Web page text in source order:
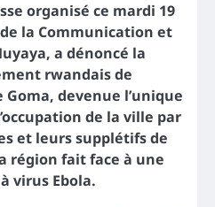
organisé ce mardi 19
la Communication et
a dénoncé la
rwandais de
devenue l’unique
de la ville par
et leurs supplétifs de
région fait face à une
virus Ebola.